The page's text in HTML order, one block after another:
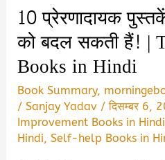
10 प्रेरणादायक
को बदल सकती हैं! |
Books in Hindi
Book Summary,
/Sanjay Yadav /दिसम्बर 6,
Improvement Books in Hindi
Hindi,Self-help Books in